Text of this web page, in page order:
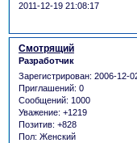
2011-12-19 21:08:17
Смотрящий
Разработчик
Зарегистрирован: 2006-12-
Приглашений: 0
Сообщений: 1000
Уважение: +1219
Позитив: +828
Пол: Женский